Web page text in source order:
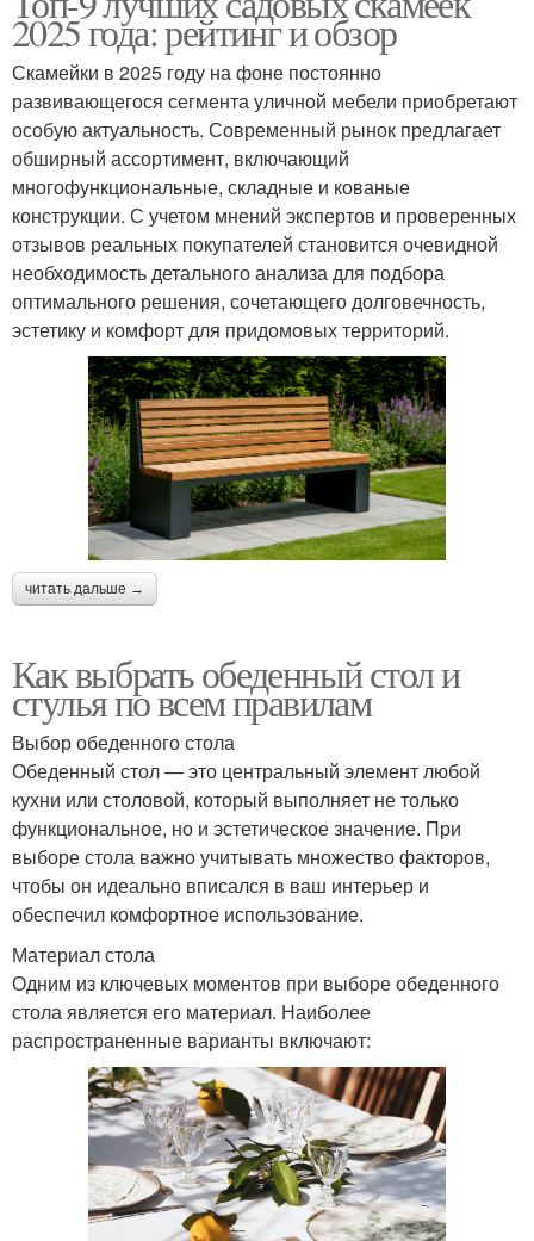
2025 года: рейтинг и обзор
Скамейки в 2025 году на фоне постоянно
развивающегося сегмента уличной мебели приобретают
особую актуальность. Современный рынок предлагает
обширный ассортимент, включающий
многофункциональные, складные и кованые
конструкции. С учетом мнений экспертов и проверенных
отзывов реальных покупателей становится очевидной
необходимость детального анализа для подбора
оптимального решения, сочетающего долговечность,
эстетику и комфорт для придомовых территорий.
читать дальше →
Как выбрать обеденный стол и
стулья по всем правилам
Выбор обеденного стола
Обеденный стол — это центральный элемент любой
кухни или столовой, который выполняет не только
функциональное, но и эстетическое значение. При
выборе стола важно учитывать множество факторов,
чтобы он идеально вписался в ваш интерьер и
обеспечил комфортное использование.
Материал стола
Одним из ключевых моментов при выборе обеденного
стола является его материал. Наиболее
распространенные варианты включают: